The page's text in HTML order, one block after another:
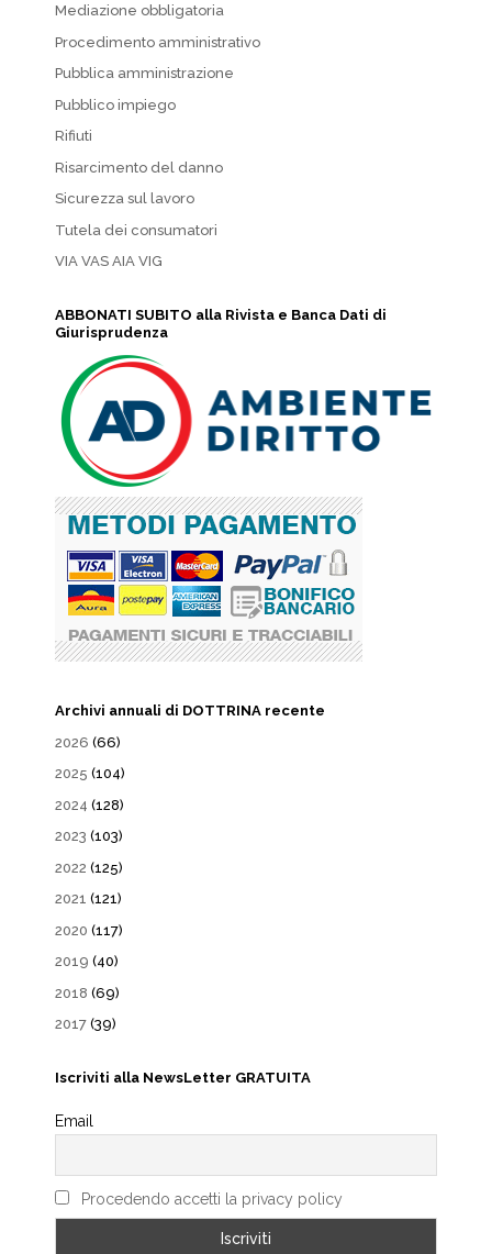
Mediazione obbligatoria
Procedimento amministrativo
Pubblica amministrazione
Pubblico impiego
Rifiuti
Risarcimento del danno
Sicurezza sul lavoro
Tutela dei consumatori
VIA VAS AIA VIG
ABBONATI SUBITO alla Rivista e Banca Dati di
Giurisprudenza
Archivi annuali di DOTTRINA recente
2026 (66)
2025 (104)
2024 (128)
2023 (103)
2022 (125)
2021 (121)
2020 (117)
2019 (40)
2018 (69)
2017 (39)
Iscriviti alla NewsLetter GRATUITA
Email
Procedendo accetti la privacy policy